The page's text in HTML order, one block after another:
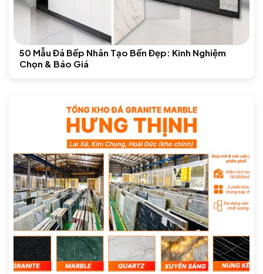
50 Mẫu Đá Bếp Nhân Tạo Bền Đẹp: Kinh Nghiệm
Chọn & Báo Giá